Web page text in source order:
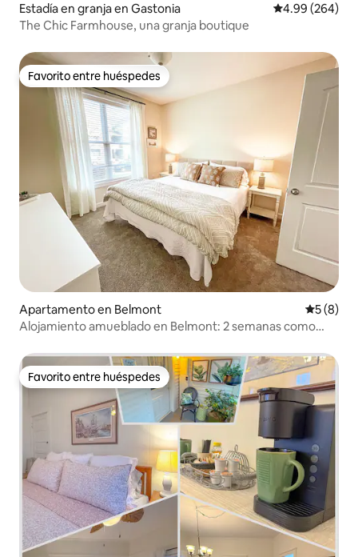
Estadía en granja en Gastonia Calificación
4.99 (264)
The Chic Farmhouse, una granja boutique
Favorito entre huéspedes
Favorito entre huéspedes
Apartamento en Belmont
5 (8)
Alojamiento amueblado en Belmont: 2 semanas como
Favorito entre huéspedes
Favorito entre huéspedes